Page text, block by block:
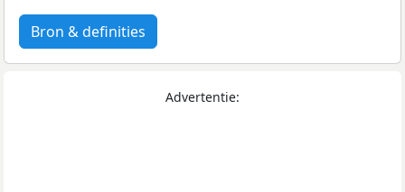
Bron & definities
Advertentie: